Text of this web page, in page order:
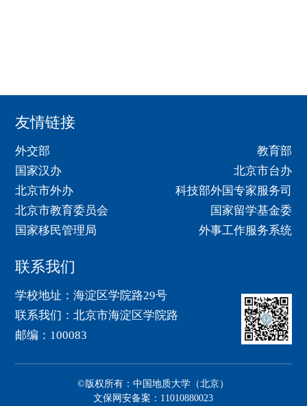
友情链接
外交部
教育部
国家汉办
北京市台办
北京市外办
科技部外国专家服务司
北京市教育委员会
国家留学基金委
国家移民管理局
外事工作服务系统
联系我们
学校地址：海淀区学院路29号
联系我们：北京市海淀区学院路
邮编：100083
©版权所有：中国地质大学（北京）
文保网安备案：11010880023